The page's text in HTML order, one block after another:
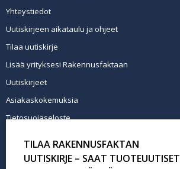
Yhteystiedot
Uutiskirjeen aikataulu ja ohjeet
Tilaa uutiskirje
Lisää yrityksesi Rakennusfaktaan
Uutiskirjeet
Asiakaskokemuksia
Tietosuojaseloste
Tilaa uutiskirje
TILAA RAKENNUSFAKTAN
UUTISKIRJE – SAAT TUOTEUUTISET